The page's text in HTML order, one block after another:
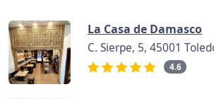
La Casa de Damasco
C. Sierpe, 5, 45001
4.6